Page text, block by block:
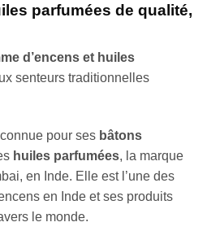
parfumées de qualité,
d’encens et huiles
senteurs traditionnelles
pour ses bâtons
huiles parfumées, la marque
en Inde. Elle est l’une des
en Inde et ses produits
le monde.